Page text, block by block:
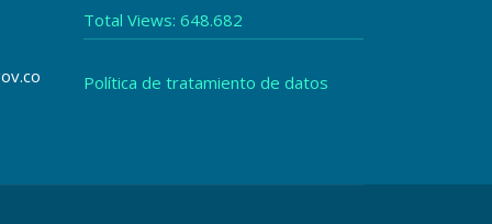
Total Views: 648.682
Política de tratamiento de datos